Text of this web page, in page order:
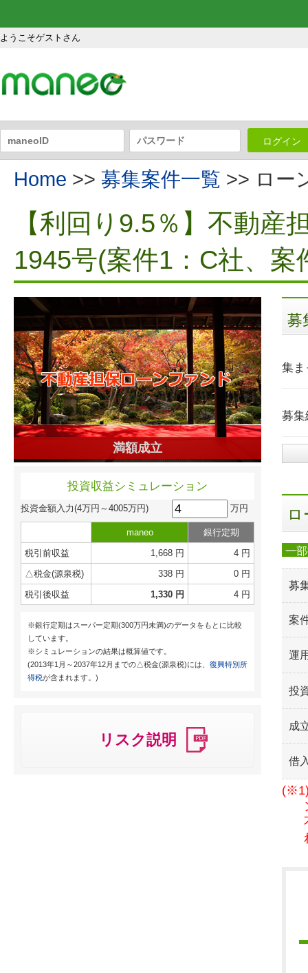
ようこそゲストさん
ログイン
Home >> 募集案件一覧 >> ロー
【利回り9.5％】不動産
1945号(案件1：C社、案
満額成立
投資収益シミュレーション
投資金額入力(4万円～4005万円) 万円
maneo
銀行定期
税引前収益
1,668 円
4 円
△税金(源泉税)
338 円
0 円
税引後収益
1,330 円 4 円
※銀行定期はスーパー定期(300万円未満)のデータをもとに比較
しています。
※シミュレーションの結果は概算値です。
(2013年1月～2037年12月までの△税金(源泉税)には、 復興特別所
得税が含まれます。)
リスク説明
募
集ま
募集
一
募
案
運
投
成
借
(※1)